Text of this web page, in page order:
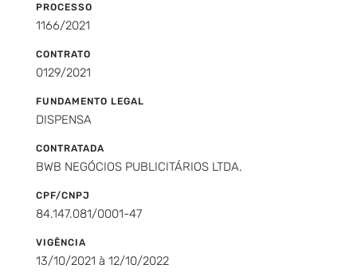
PROCESSO
1166/2021
CONTRATO
0129/2021
FUNDAMENTO LEGAL
DISPENSA
CONTRATADA
BWB NEGÓCIOS PUBLICITÁRIOS LTDA.
CPF/CNPJ
84.147.081/0001-47
VIGÊNCIA
13/10/2021 à 12/10/2022